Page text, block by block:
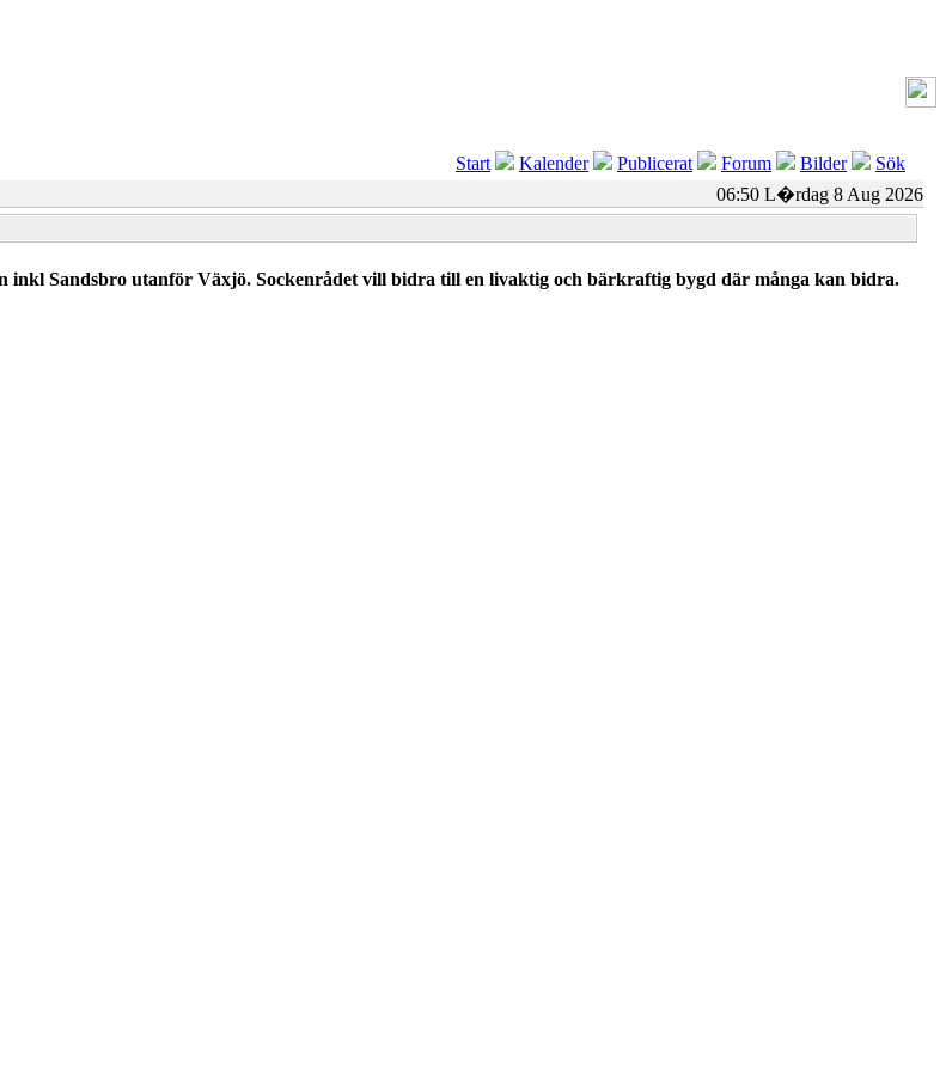
Start Kalender Publicerat Forum Bilder
Sök
06:50 L�rdag 8 Aug 2026
inkl Sandsbro utanför Växjö. Sockenrådet vill bidra till en livaktig och bärkraftig bygd där många kan bidra.